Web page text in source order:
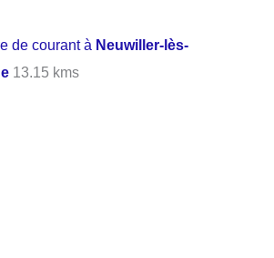
de courant à Neuwiller-lès-
13.15 kms